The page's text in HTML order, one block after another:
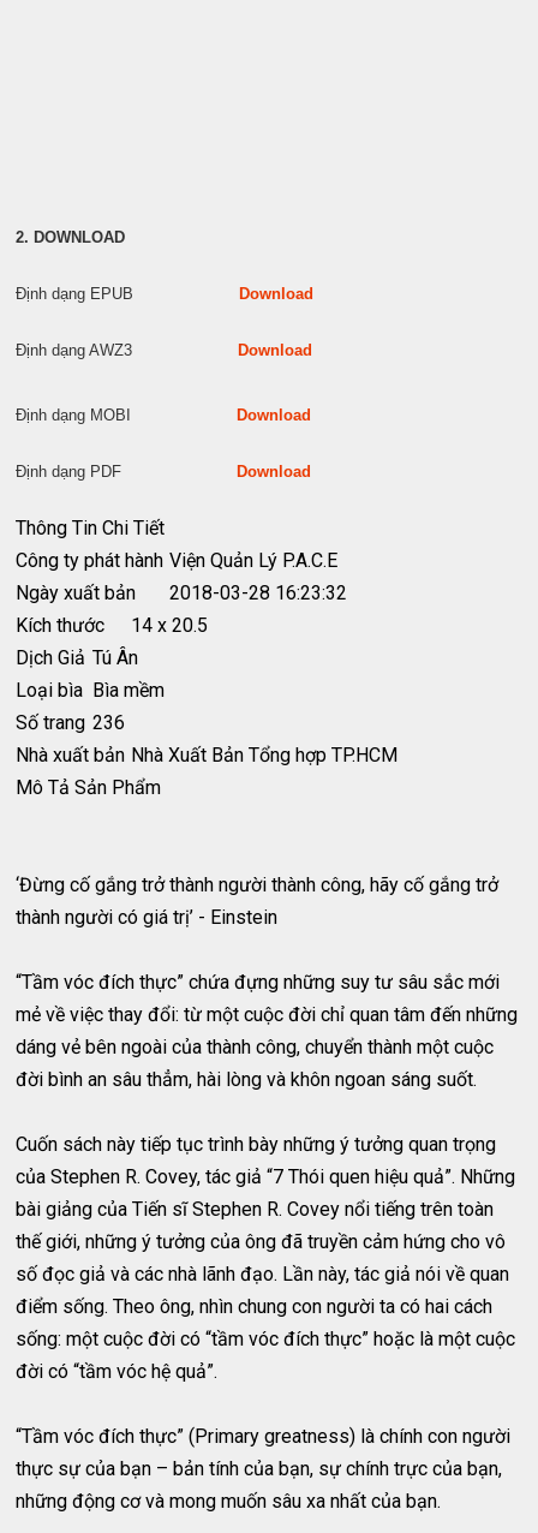
2. DOWNLOAD
Định dạng EPUB Download
Định dạng AWZ3 Download
Định dạng MOBI Download
Định dạng PDF Download
Thông Tin Chi Tiết
Công ty phát hành Viện Quản Lý P.A.C.E
Ngày xuất bản
2018-03-28 16:23:32
Kích thước
14 x 20.5
Dịch Giả Tú Ân
Loại bìa Bìa mềm
Số trang 236
Nhà xuất bản Nhà Xuất Bản Tổng hợp TP.HCM
Mô Tả Sản Phẩm
‘Đừng cố gắng trở thành người thành công, hãy cố gắng trở
thành người có giá trị’ - Einstein
“Tầm vóc đích thực” chứa đựng những suy tư sâu sắc mới
mẻ về việc thay đổi: từ một cuộc đời chỉ quan tâm đến những
dáng vẻ bên ngoài của thành công, chuyển thành một cuộc
đời bình an sâu thẳm, hài lòng và khôn ngoan sáng suốt.
Cuốn sách này tiếp tục trình bày những ý tưởng quan trọng
của Stephen R. Covey, tác giả “7 Thói quen hiệu quả”. Những
bài giảng của Tiến sĩ Stephen R. Covey nổi tiếng trên toàn
thế giới, những ý tưởng của ông đã truyền cảm hứng cho vô
số đọc giả và các nhà lãnh đạo. Lần này, tác giả nói về quan
điểm sống. Theo ông, nhìn chung con người ta có hai cách
sống: một cuộc đời có “tầm vóc đích thực” hoặc là một cuộc
đời có “tầm vóc hệ quả”.
“Tầm vóc đích thực” (Primary greatness) là chính con người
thực sự của bạn – bản tính của bạn, sự chính trực của bạn,
những động cơ và mong muốn sâu xa nhất của bạn.